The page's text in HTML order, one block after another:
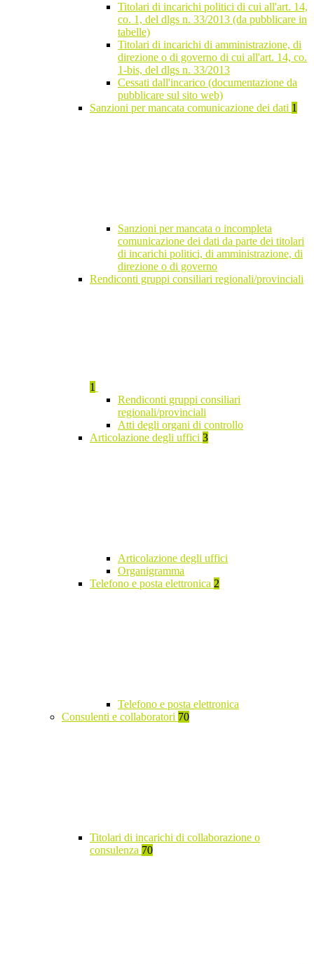
Titolari di incarichi politici di cui all'art. 14,
co. 1, del dlgs n. 33/2013 (da pubblicare in
tabelle)
Titolari di incarichi di amministrazione, di
direzione o di governo di cui all'art. 14, co.
1-bis, del dlgs n. 33/2013
Cessati dall'incarico (documentazione da
pubblicare sul sito web)
Sanzioni per mancata comunicazione dei dati 1
Sanzioni per mancata o incompleta
comunicazione dei dati da parte dei titolari
di incarichi politici, di amministrazione, di
direzione o di governo
Rendiconti gruppi consiliari regionali/provinciali
1
Rendiconti gruppi consiliari
regionali/provinciali
Atti degli organi di controllo
Articolazione degli uffici 3
Articolazione degli uffici
Organigramma
Telefono e posta elettronica 2
Telefono e posta elettronica
Consulenti e collaboratori 70
Titolari di incarichi di collaborazione o
consulenza 70